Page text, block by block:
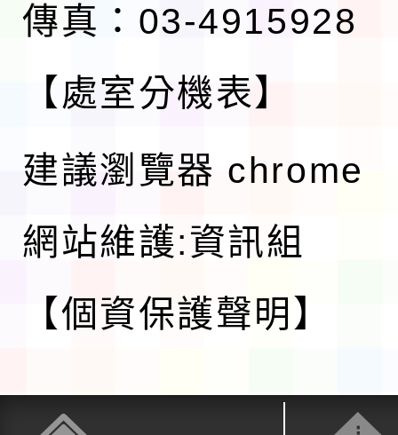
傳真：03-4915928
【處室分機表】
建議瀏覽器 chrome
網站維護:資訊組
【個資保護聲明】